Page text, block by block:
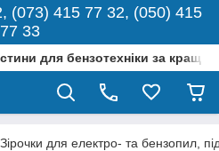
(073) 415 77 32, (050) 415
77 33
для бензотехніки за
Зірочки для електро- та бензопил,